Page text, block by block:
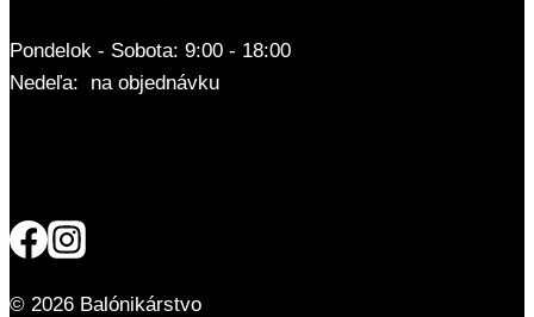
Pondelok - Sobota: 9:00 - 18:00
Nedeľa: na objednávku
© 2026 Balónikárstvo